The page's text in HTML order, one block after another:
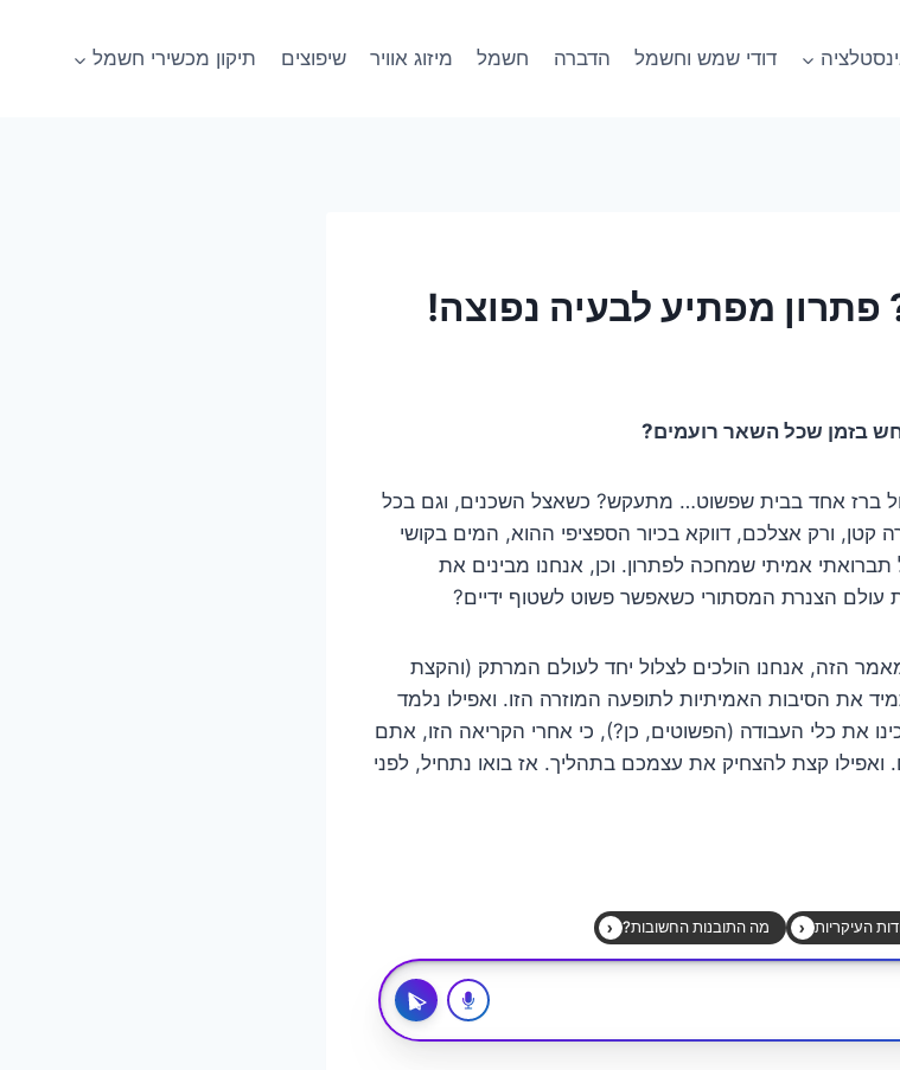
דודי שמש וחשמל הדברה חשמל מיזוג אוויר שיפוצים תיקון מכשירי חשמל
פתרון מפתיע לבעיה נפוצה!
בזמן שכל השאר רועמים?
ברז אחד בבית שפשוט… מתעקש? כשאצל השכנים, וגם בכל
קטן, ורק אצלכם, דווקא בכיור הספציפי ההוא, המים בקושי
אמיתי שמחכה לפתרון. וכן, אנחנו מבינים את
עולם הצנרת המסתורי כשאפשר פשוט לשטוף ידיים?
הזה, אנחנו הולכים לצלול יחד לעולם המרתק (והקצת
את הסיבות האמיתיות לתופעה המוזרה הזו. ואפילו נלמד
את כלי העבודה (הפשוטים, כן?), כי אחרי הקריאה הזו, אתם
ואפילו קצת להצחיק את עצמכם בתהליך. אז בואו נתחיל, לפני